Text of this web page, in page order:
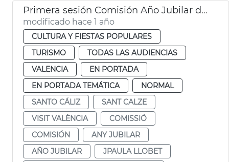
Primera sesión Comisión Año Jubilar del Santo Cáliz
modificado hace 1 año
CULTURA Y FIESTAS POPULARES
TURISMO
TODAS LAS AUDIENCIAS
VALENCIA
EN PORTADA
EN PORTADA TEMÁTICA
NORMAL
SANTO CÁLIZ
SANT CALZE
VISIT VALÈNCIA
COMISSIÓ
COMISIÓN
ANY JUBILAR
AÑO JUBILAR
JPAULA LLOBET